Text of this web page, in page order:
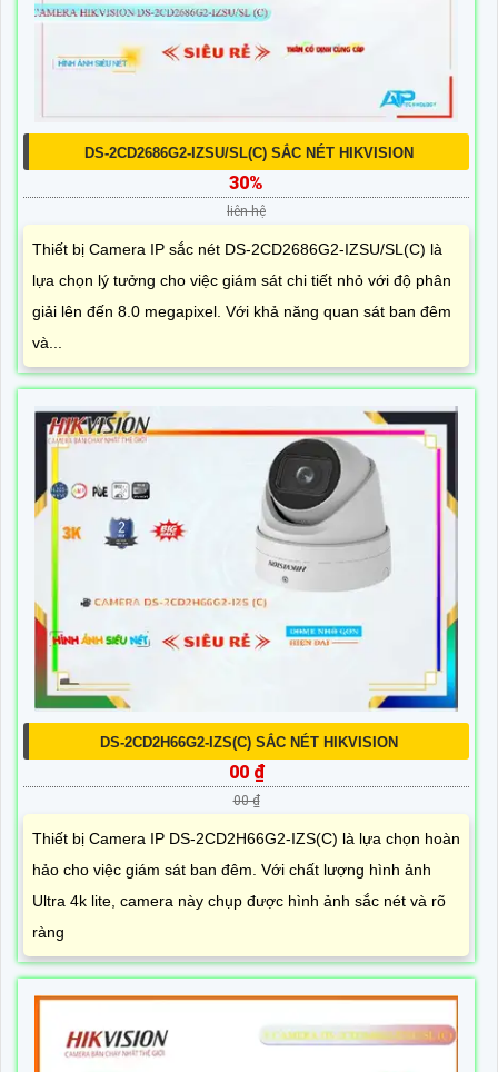
DS-2CD2686G2-IZSU/SL(C) SẮC NÉT HIKVISION
30%
liên hệ
Thiết bị Camera IP sắc nét DS-2CD2686G2-IZSU/SL(C) là
lựa chọn lý tưởng cho việc giám sát chi tiết nhỏ với độ phân
giải lên đến 8.0 megapixel. Với khả năng quan sát ban đêm
và...
DS-2CD2H66G2-IZS(C) SẮC NÉT HIKVISION
00 ₫
00 ₫
Thiết bị Camera IP DS-2CD2H66G2-IZS(C) là lựa chọn hoàn
hảo cho việc giám sát ban đêm. Với chất lượng hình ảnh
Ultra 4k lite, camera này chụp được hình ảnh sắc nét và rõ
ràng